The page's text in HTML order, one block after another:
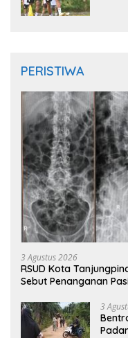
PERISTIWA
3 Agustus 2026
RSUD Kota
Sebut Penanganan
3